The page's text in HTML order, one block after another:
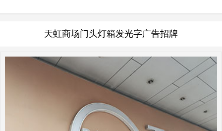
天虹商场门头灯箱发光字广告招牌